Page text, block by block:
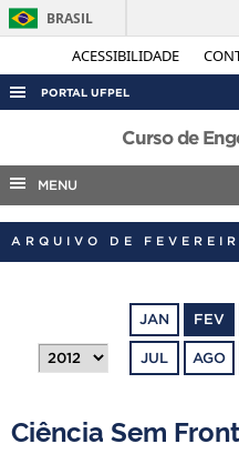
ACESSIBILIDADE
BRASIL
PORTAL UFPEL
ACESSO À INFORMAÇÃO
AUDITORIA
COBALTO
CONCURSOS
OUVIDORIA
TELEFONES
Curso de
MENU
ARQUIVO DE
JAN FEV
JUL AGO
Ciência Sem